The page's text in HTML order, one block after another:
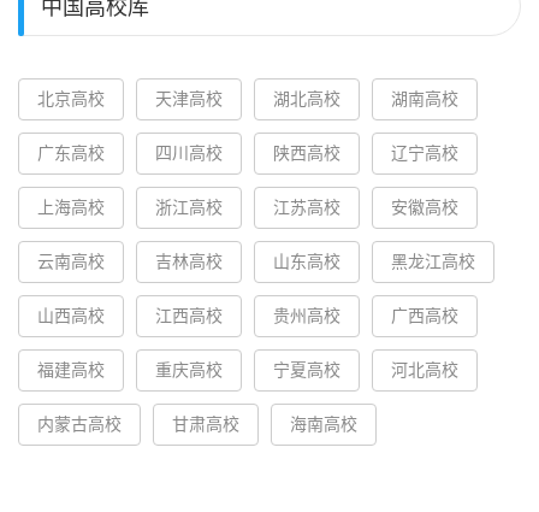
中国高校库
北京高校 天津高校 湖北高校 湖南高校
广东高校 四川高校 陕西高校 辽宁高校
上海高校 浙江高校 江苏高校 安徽高校
云南高校 吉林高校 山东高校 黑龙江高校
山西高校 江西高校 贵州高校 广西高校
福建高校 重庆高校 宁夏高校 河北高校
内蒙古高校 甘肃高校 海南高校